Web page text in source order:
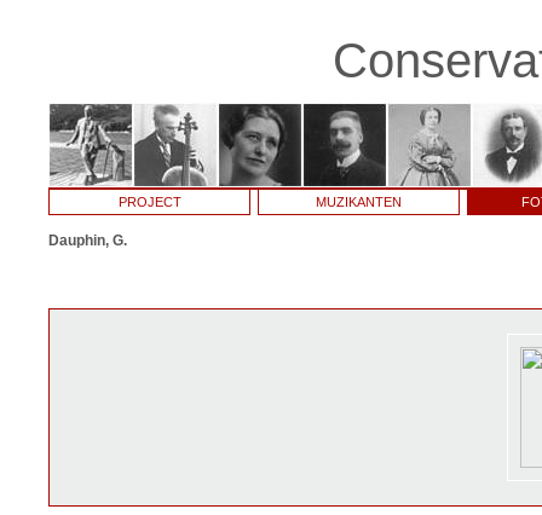
PROJECT MUZIKANTEN
Dauphin, G.